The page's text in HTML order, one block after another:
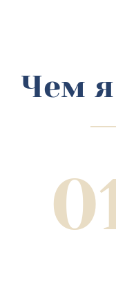
Чем